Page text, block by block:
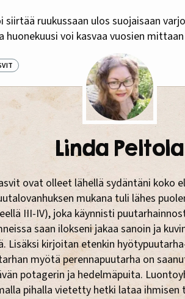
siirtää ruukussaan ulos suojaisaan
huonekuusi voi kasvaa vuosien
Linda Peltola
ovat olleet lähellä sydäntäni koko
mukana tuli lähes
III-IV), joka käynnisti
saan ilokseni jakaa sanoin ja
Lisäksi kirjoitan etenkin
myötä perennapuutarha on
potagerin ja hedelmäpuita.
pihalla vietetty hetki lataa